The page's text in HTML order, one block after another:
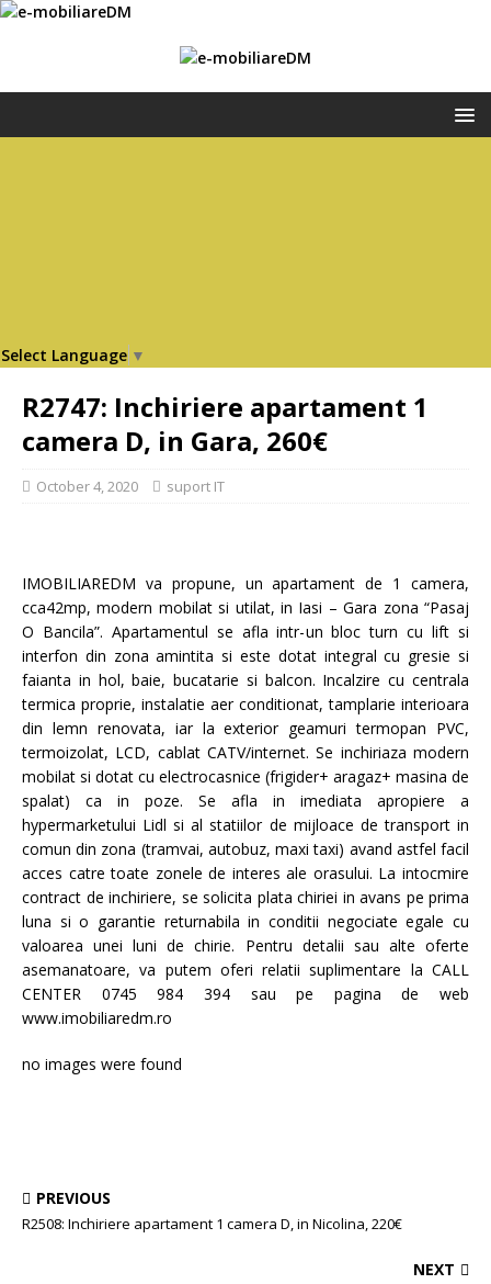
Select Language ▼
R2747: Inchiriere apartament 1
camera D, in Gara, 260€
October 4, 2020 suport IT
IMOBILIAREDM va propune, un apartament de 1 camera,
cca42mp, modern mobilat si utilat, in Iasi – Gara zona “Pasaj
O Bancila”. Apartamentul se afla intr-un bloc turn cu lift si
interfon din zona amintita si este dotat integral cu gresie si
faianta in hol, baie, bucatarie si balcon. Incalzire cu centrala
termica proprie, instalatie aer conditionat, tamplarie interioara
din lemn renovata, iar la exterior geamuri termopan PVC,
termoizolat, LCD, cablat CATV/internet. Se inchiriaza modern
mobilat si dotat cu electrocasnice (frigider+ aragaz+ masina de
spalat) ca in poze. Se afla in imediata apropiere a
hypermarketului Lidl si al statiilor de mijloace de transport in
comun din zona (tramvai, autobuz, maxi taxi) avand astfel facil
acces catre toate zonele de interes ale orasului. La intocmire
contract de inchiriere, se solicita plata chiriei in avans pe prima
luna si o garantie returnabila in conditii negociate egale cu
valoarea unei luni de chirie. Pentru detalii sau alte oferte
asemanatoare, va putem oferi relatii suplimentare la CALL
CENTER 0745 984 394 sau pe pagina de web
www.imobiliaredm.ro
no images were found
PREVIOUS
R2508: Inchiriere apartament 1 camera D, in Nicolina, 220€
NEXT